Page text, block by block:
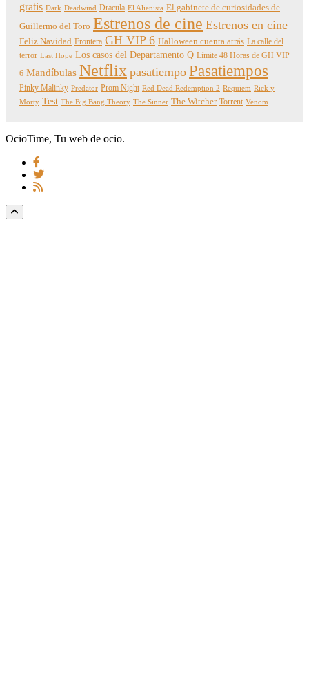
gratis Dark Deadwind Dracula El Alienista El gabinete de curiosidades de
Guillermo del Toro Estrenos de cine Estrenos en cine
Feliz Navidad Frontera GH VIP 6 Halloween cuenta atrás La calle del
terror Last Hope Los casos del Departamento Q Límite 48 Horas de GH VIP
6 Mandíbulas Netflix pasatiempo Pasatiempos
Pinky Malinky Predator Prom Night Red Dead Redemption 2 Requiem Rick y
Morty Test The Big Bang Theory The Sinner The Witcher Torrent Venom
OcioTime, Tu web de ocio.